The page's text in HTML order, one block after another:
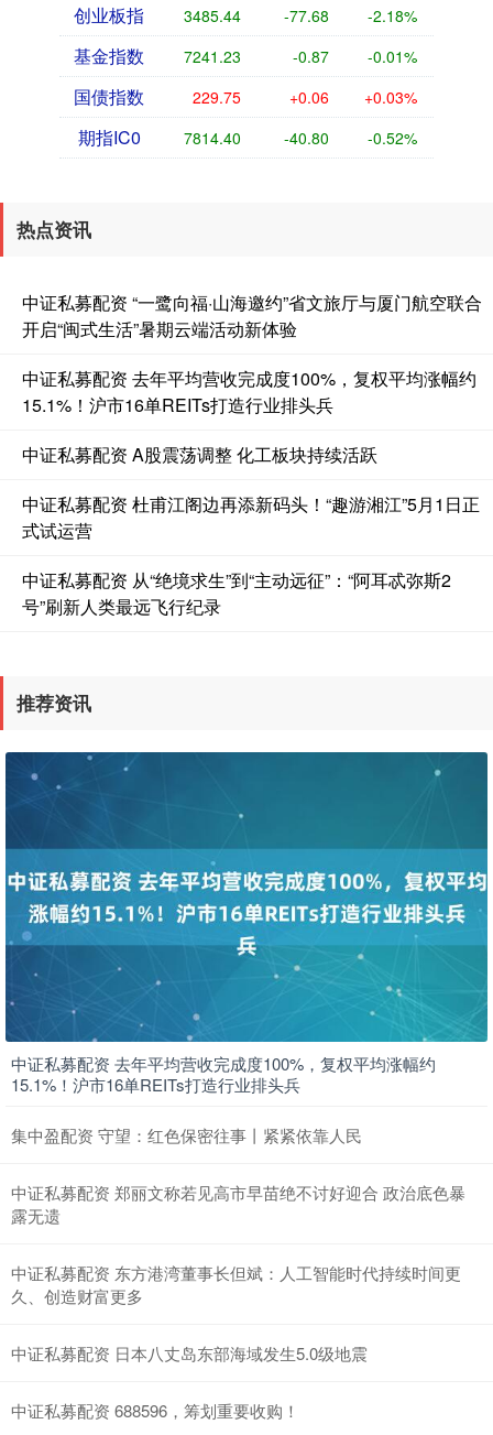
创业板指 3485.44 -77.68 -2.18%
基金指数 7241.23 -0.87 -0.01%
国债指数 229.75 +0.06 +0.03%
期指IC0 7814.40 -40.80 -0.52%
热点资讯
中证私募配资 “一鹭向福·山海邀约”省文旅厅与厦门航空联合
开启“闽式生活”暑期云端活动新体验
中证私募配资 去年平均营收完成度100%，复权平均涨幅约
15.1%！沪市16单REITs打造行业排头兵
中证私募配资 A股震荡调整 化工板块持续活跃
中证私募配资 杜甫江阁边再添新码头！“趣游湘江”5月1日正
式试运营
中证私募配资 从“绝境求生”到“主动远征”：“阿耳忒弥斯2
号”刷新人类最远飞行纪录
推荐资讯
中证私募配资 去年平均营收完成度100%，复权平均涨幅约
15.1%！沪市16单REITs打造行业排头兵
集中盈配资 守望：红色保密往事丨紧紧依靠人民
中证私募配资 郑丽文称若见高市早苗绝不讨好迎合 政治底色暴
露无遗
中证私募配资 东方港湾董事长但斌：人工智能时代持续时间更
久、创造财富更多
中证私募配资 日本八丈岛东部海域发生5.0级地震
中证私募配资 688596，筹划重要收购！